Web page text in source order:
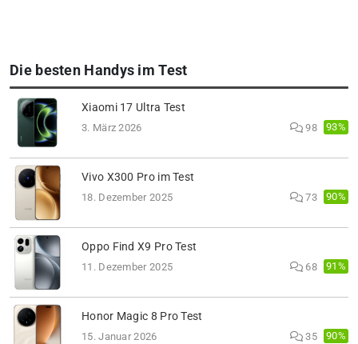
Die besten Handys im Test
Xiaomi 17 Ultra Test
3. März 2026 98 93%
Vivo X300 Pro im Test
18. Dezember 2025 73 90%
Oppo Find X9 Pro Test
11. Dezember 2025 68 91%
Honor Magic 8 Pro Test
15. Januar 2026 35 90%